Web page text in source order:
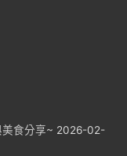
美食分享~ 2026-02-